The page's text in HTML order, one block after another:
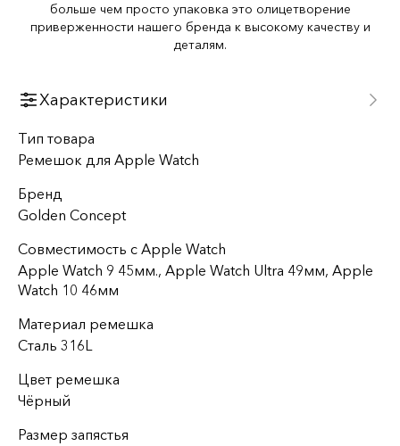
больше чем просто упаковка это олицетворение
приверженности нашего бренда к высокому качеству и
деталям.
Характеристики
Тип товара
Ремешок для Apple Watch
Бренд
Golden Concept
Совместимость с Apple Watch
Apple Watch 9 45мм., Apple Watch Ultra 49мм, Apple
Watch 10 46мм
Материал ремешка
Сталь 316L
Цвет ремешка
Чёрный
Размер запястья